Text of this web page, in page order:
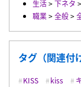
生活>下ネタ >
職業>全般>
タグ（関連付
KISS kiss